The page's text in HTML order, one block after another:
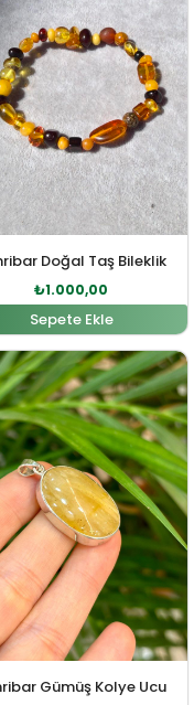
Doğal Taş Bileklik
₺1.000,00
Sepete Ekle
Gümüş Kolye Ucu
Orijinal fiyat:Şu andaki